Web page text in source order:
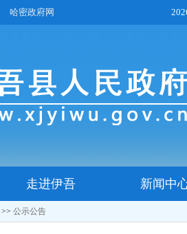
哈密政府网
走进伊吾 新闻中
>> 公示公告